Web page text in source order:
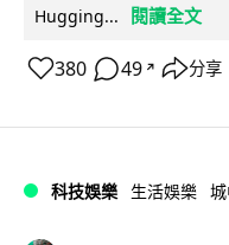
Hugging...
閱讀全文
380 49 ↗ 分享
科技娛樂 生活娛樂